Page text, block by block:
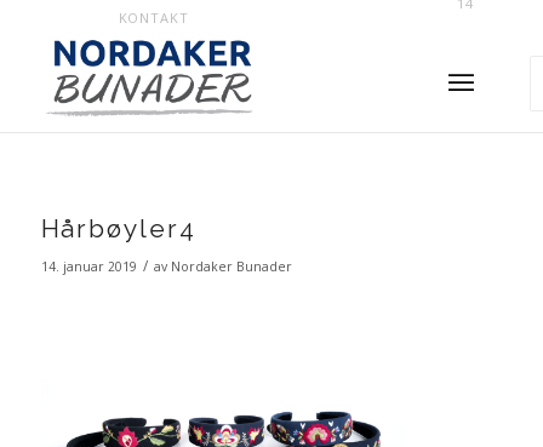
KONTAKT
Hårbøyler4
14. januar 2019 / av Nordaker Bunader